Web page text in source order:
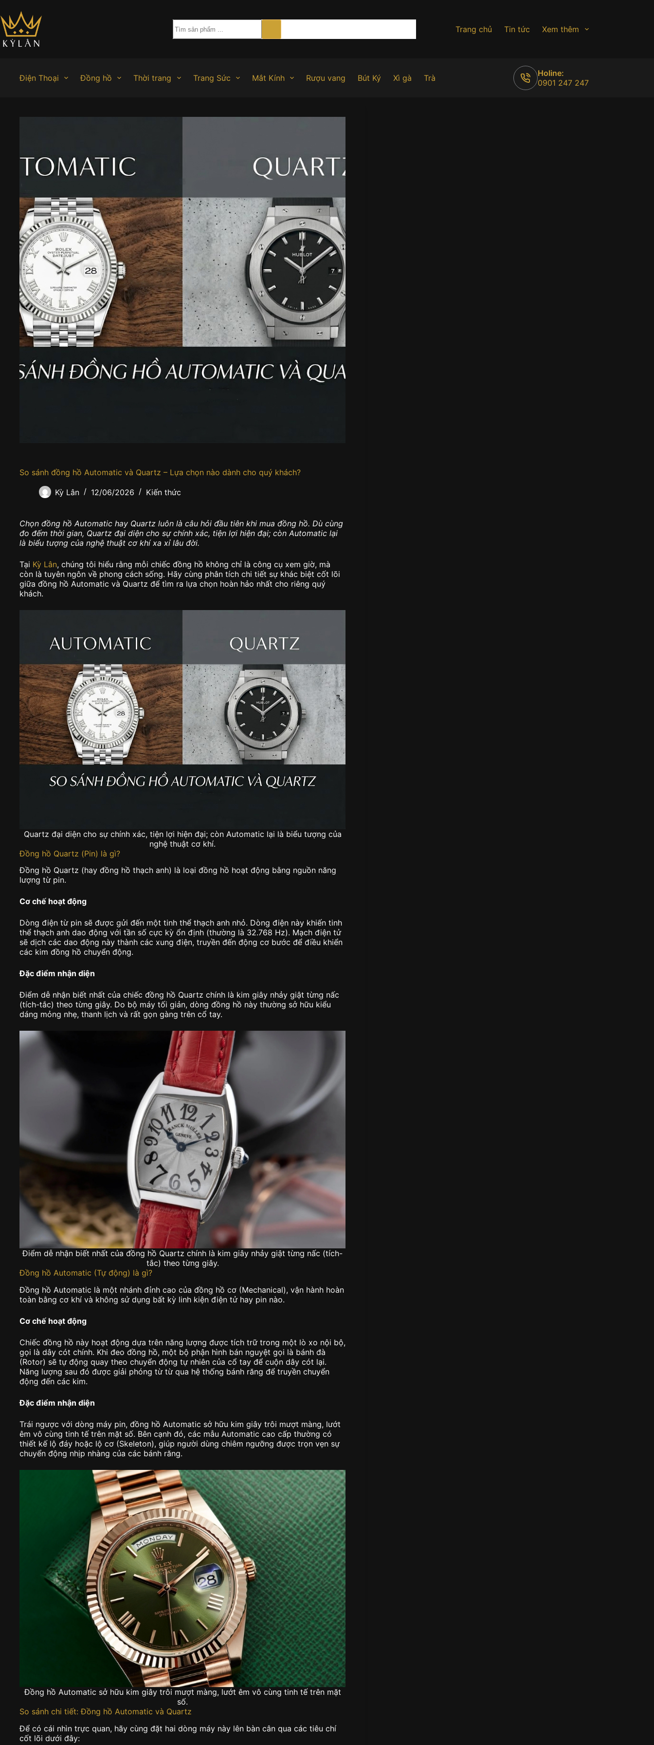
đến
phần
nội
dung
Trang chủ Tin tức Xem thêm
Điện Thoại Đồng hồ Thời trang Trang Sức Mắt Kính Rượu vang Bút Ký Xì gà Trà
Holine:
0901 247 247
So sánh đồng hồ Automatic và Quartz – Lựa chọn nào dành cho quý khách?
Kỳ Lân 12/06/2026 Kiến thức
Chọn đồng hồ Automatic hay Quartz luôn là câu hỏi đầu tiên khi mua đồng hồ. Dù cùng
đo đếm thời gian, Quartz đại diện cho sự chính xác, tiện lợi hiện đại; còn Automatic lại
là biểu tượng của nghệ thuật cơ khí xa xỉ lâu đời.
Tại Kỳ Lân, chúng tôi hiểu rằng mỗi chiếc đồng hồ không chỉ là công cụ xem giờ, mà
còn là tuyên ngôn về phong cách sống. Hãy cùng phân tích chi tiết sự khác biệt cốt lõi
giữa đồng hồ Automatic và Quartz để tìm ra lựa chọn hoàn hảo nhất cho riêng quý
khách.
Quartz đại diện cho sự chính xác, tiện lợi hiện đại; còn Automatic lại là biểu tượng của
nghệ thuật cơ khí.
Đồng hồ Quartz (Pin) là gì?
Đồng hồ Quartz (hay đồng hồ thạch anh) là loại đồng hồ hoạt động bằng nguồn năng
lượng từ pin.
Cơ chế hoạt động
Dòng điện từ pin sẽ được gửi đến một tinh thể thạch anh nhỏ. Dòng điện này khiến tinh
thể thạch anh dao động với tần số cực kỳ ổn định (thường là 32.768 Hz). Mạch điện tử
sẽ dịch các dao động này thành các xung điện, truyền đến động cơ bước để điều khiển
các kim đồng hồ chuyển động.
Đặc điểm nhận diện
Điểm dễ nhận biết nhất của chiếc đồng hồ Quartz chính là kim giây nhảy giật từng nấc
(tích-tắc) theo từng giây. Do bộ máy tối giản, dòng đồng hồ này thường sở hữu kiểu
dáng mỏng nhẹ, thanh lịch và rất gọn gàng trên cổ tay.
Điểm dễ nhận biết nhất của đồng hồ Quartz chính là kim giây nhảy giật từng nấc (tích-
tắc) theo từng giây.
Đồng hồ Automatic (Tự động) là gì?
Đồng hồ Automatic là một nhánh đỉnh cao của đồng hồ cơ (Mechanical), vận hành hoàn
toàn bằng cơ khí và không sử dụng bất kỳ linh kiện điện tử hay pin nào.
Cơ chế hoạt động
Chiếc đồng hồ này hoạt động dựa trên năng lượng được tích trữ trong một lò xo nội bộ,
gọi là dây cót chính. Khi đeo đồng hồ, một bộ phận hình bán nguyệt gọi là bánh đà
(Rotor) sẽ tự động quay theo chuyển động tự nhiên của cổ tay để cuộn dây cót lại.
Năng lượng sau đó được giải phóng từ từ qua hệ thống bánh răng để truyền chuyển
động đến các kim.
Đặc điểm nhận diện
Trái ngược với dòng máy pin, đồng hồ Automatic sở hữu kim giây trôi mượt màng, lướt
êm vô cùng tinh tế trên mặt số. Bên cạnh đó, các mẫu Automatic cao cấp thường có
thiết kế lộ đáy hoặc lộ cơ (Skeleton), giúp người dùng chiêm ngưỡng được trọn vẹn sự
chuyển động nhịp nhàng của các bánh răng.
Đồng hồ Automatic sở hữu kim giây trôi mượt màng, lướt êm vô cùng tinh tế trên mặt
số.
So sánh chi tiết: Đồng hồ Automatic và Quartz
Để có cái nhìn trực quan, hãy cùng đặt hai dòng máy này lên bàn cân qua các tiêu chí
cốt lõi dưới đây: